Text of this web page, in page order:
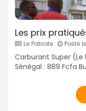
Les prix
Le Patriote Posté
Carburant Super (Le
Sénégal : 889 Fcfa